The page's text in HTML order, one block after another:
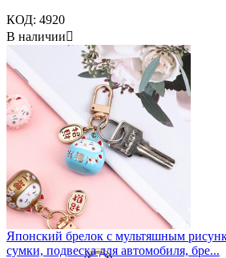
КОД: 4920
В наличии
Японский брелок с мультяшным
сумки, подвеска для автомобиля, бре...